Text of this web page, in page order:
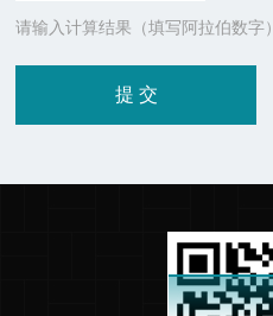
请输入计算结果（填写阿拉伯数字